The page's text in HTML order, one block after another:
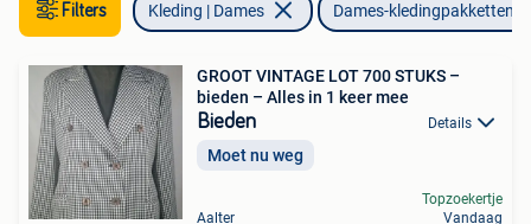
Filters Kleding | Dames Dames-kledingpakketten
GROOT VINTAGE LOT 700 STUKS –
bieden – Alles in 1 keer mee
Bieden Details
Moet nu weg
Aalter
Topzoekertje
Vandaag